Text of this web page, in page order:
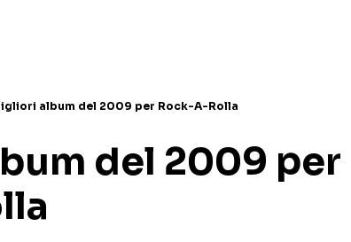
album del 2009 per Rock-A-Rolla
del 2009 per